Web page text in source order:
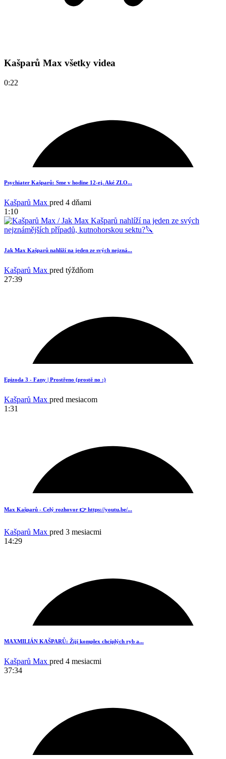
Kašparů Max všetky videa
0:22
Psychiater Kašparů: Sme v hodine 12-ej. Aké ZLO...
Kašparů Max pred 4 dňami
1:10
Jak Max Kašparů nahlíží na jeden ze svých nejzná...
Kašparů Max pred týždňom
27:39
1
Epizoda 3 - Fany | Prostřeno (prostě no :)
Kašparů Max pred mesiacom
1:31
19
Max Kašparů - Celý rozhovor 👉 https://youtu.be/...
Kašparů Max pred 3 mesiacmi
14:29
MAXMILIÁN KAŠPARŮ: Žijí komplex chcíplých ryb a...
Kašparů Max pred 4 mesiacmi
37:34